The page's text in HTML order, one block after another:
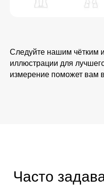
Следуйте нашим чётким
иллюстрации для
измерение поможет вам
Часто